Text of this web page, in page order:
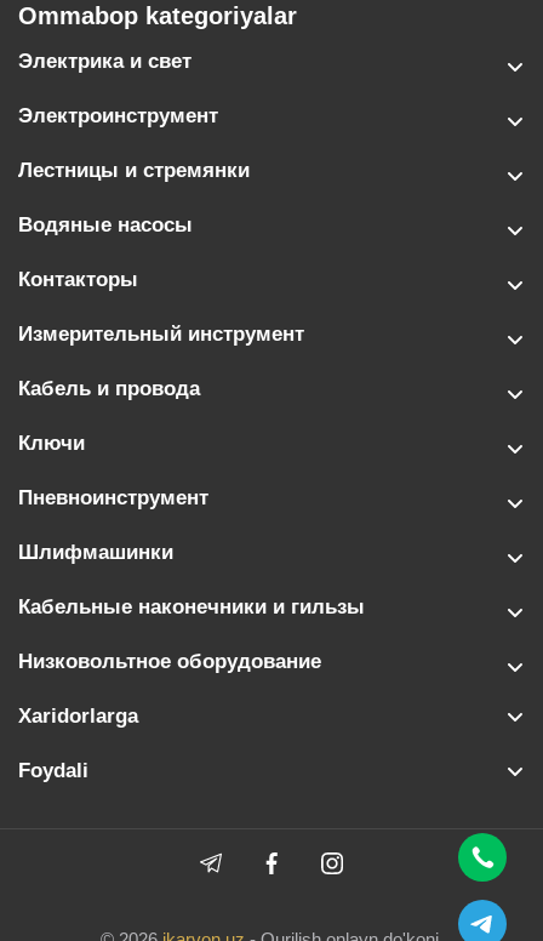
Ommabop kategoriyalar
Электрика и свет
Электроинструмент
Лестницы и стремянки
Водяные насосы
Контакторы
Измерительный инструмент
Кабель и провода
Ключи
Пневноинструмент
Шлифмашинки
Кабельные наконечники и гильзы
Низковольтное оборудование
Xaridorlarga
Foydali